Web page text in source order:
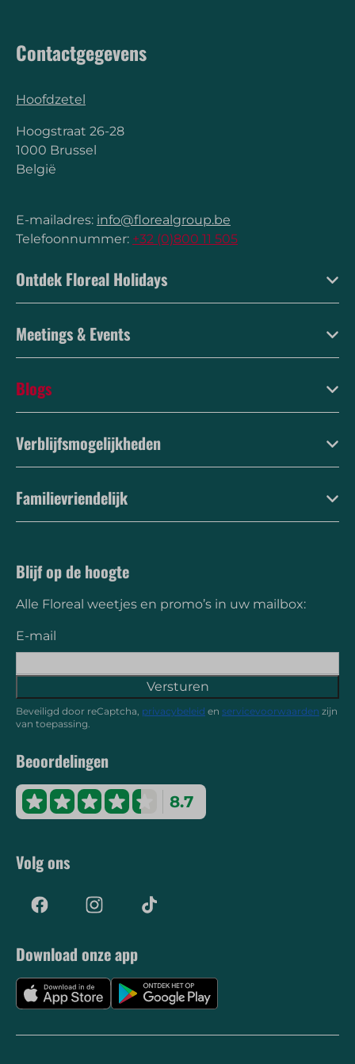
Contactgegevens
Hoofdzetel
Hoogstraat 26-28
1000 Brussel
België
E-mailadres: info@florealgroup.be
Telefoonnummer: +32 (0)800 11 505
Ontdek Floreal Holidays
Meetings & Events
Blogs
Verblijfsmogelijkheden
Familievriendelijk
Blijf op de hoogte
Alle Floreal weetjes en promo’s in uw mailbox:
E-mail
Versturen
Beveiligd door reCaptcha, privacybeleid en servicevoorwaarden zijn
van toepassing.
Beoordelingen
8.7
Volg ons
Download onze app